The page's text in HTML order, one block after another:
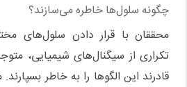
چگونه سلول‌ها خاطره می‌سازند؟
محققان با قرار دادن سلول‌های
تکراری از سیگنال‌های شیمیایی،
قادرند این الگوها را به خاطر